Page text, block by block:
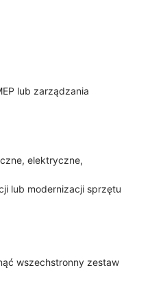
lub zarządzania
elektryczne,
lub modernizacji sprzętu
wszechstronny zestaw